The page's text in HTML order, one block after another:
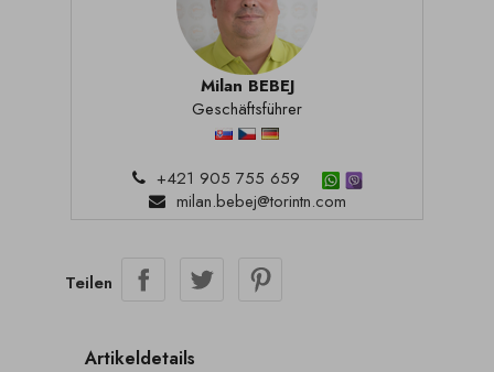
Milan BEBEJ
Geschäftsführer
+421 905 755 659
milan.bebej@torintn.com
Teilen
Artikeldetails